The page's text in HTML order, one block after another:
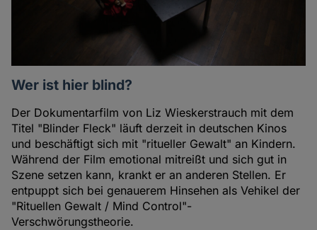
Wer ist hier blind?
Der Dokumentarfilm von Liz Wieskerstrauch mit dem
Titel "Blinder Fleck" läuft derzeit in deutschen Kinos
und beschäftigt sich mit "ritueller Gewalt" an Kindern.
Während der Film emotional mitreißt und sich gut in
Szene setzen kann, krankt er an anderen Stellen. Er
entpuppt sich bei genauerem Hinsehen als Vehikel der
"Rituellen Gewalt / Mind Control"-
Verschwörungstheorie.